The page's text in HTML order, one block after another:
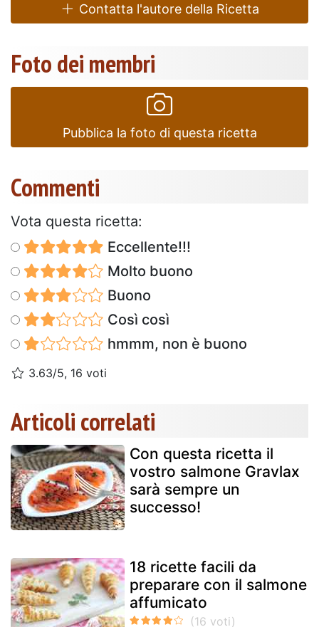
Contatta l'autore della Ricetta
Foto dei membri
Pubblica la foto di questa ricetta
Commenti
Vota questa ricetta:
Eccellente!!!
Molto buono
Buono
Così così
hmmm, non è buono
3.63/5, 16 voti
Articoli correlati
Con questa ricetta il
vostro salmone Gravlax
sarà sempre un
successo!
18 ricette facili da
preparare con il salmone
affumicato